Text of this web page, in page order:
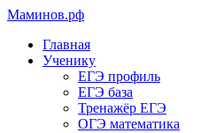
Маминов.рф
Главная
Ученику
ЕГЭ профиль
ЕГЭ база
Тренажёр ЕГЭ
ОГЭ математика